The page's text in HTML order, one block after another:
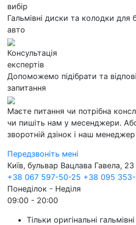
вибір
Гальмівні диски та колодки для
авто
Консультація
експертів
Допоможемо підібрати та
запитання
Маєте питання чи потрібна
чи пишіть нам у месенджери.
зворотній дзінок і наш
Передзвоніть мені
Київ, бульвар Вацлава Гавела, 23
+38 067 597-50-25 +38 095
Понеділок - Неділя
09:00 - 20:00
Тільки оригінальні